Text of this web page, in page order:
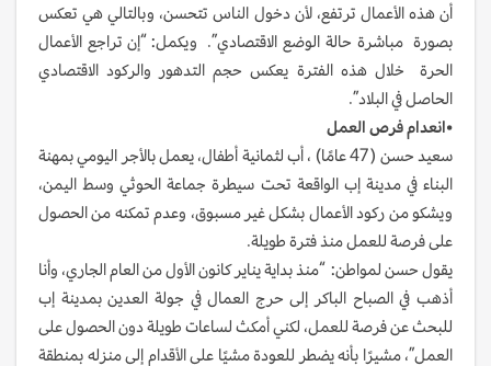
أن هذه الأعمال ترتفع، لأن دخول الناس تتحسن، وبالتالي هي تعكس
بصورة مباشرة حالة الوضع الاقتصادي”. ويكمل: “إن تراجع الأعمال
الحرة خلال هذه الفترة يعكس حجم التدهور والركود الاقتصادي
الحاصل في البلاد”.
•انعدامفرص العمل
سعيد حسن ( 47 عامًا) ، أب لثمانية أطفال، يعمل بالأجر اليومي بمهنة
البناء في مدينة إب الواقعة تحت سيطرة جماعة الحوثي وسط اليمن،
ويشكو من ركود الأعمال بشكل غير مسبوق، وعدم تمكنه من الحصول
على فرصة للعمل منذ فترة طويلة.
يقول حسن لمواطن: “منذ بداية يناير كانون الأول من العام الجاري، وأنا
أذهب في الصباح الباكر إلى حرج العمال في جولة العدين بمدينة إب
للبحث عن فرصة للعمل، لكني أمكث لساعات طويلة دون الحصول على
العمل”، مشيرًا بأنه يضطر للعودة مشيًا على الأقدام إلى منزله بمنطقة